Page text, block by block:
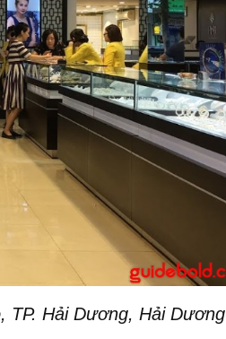
TP. Hải Dương, Hải Dương